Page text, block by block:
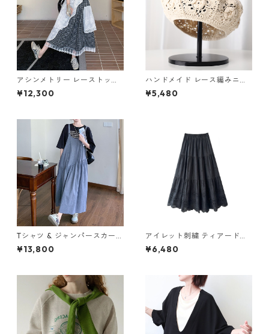
アシンメトリー レーストップ
& チェック柄スカート セット
アップ M 250250
¥12,300
ハンドメイド レース編みニッ
トベレー帽 8col Y HY037
¥5,480
Tシャツ & ジャンパースカート
セットアップ M 250310
¥13,800
アイレット刺繍 ティアードロ
ングスカート6col H 260119
¥6,480